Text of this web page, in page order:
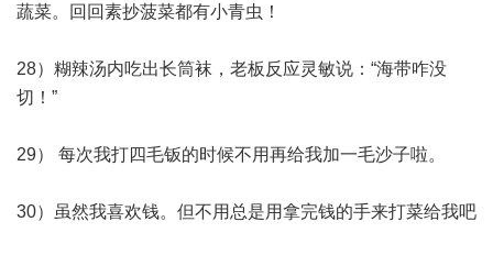
蔬菜。回回素抄菠菜都有小青虫！
28）糊辣汤内吃出长筒袜，老板反应灵敏说：“海带咋没
切！”
29） 每次我打四毛钣的时候不用再给我加一毛沙子啦。
30）虽然我喜欢钱。但不用总是用拿完钱的手来打菜给我吧